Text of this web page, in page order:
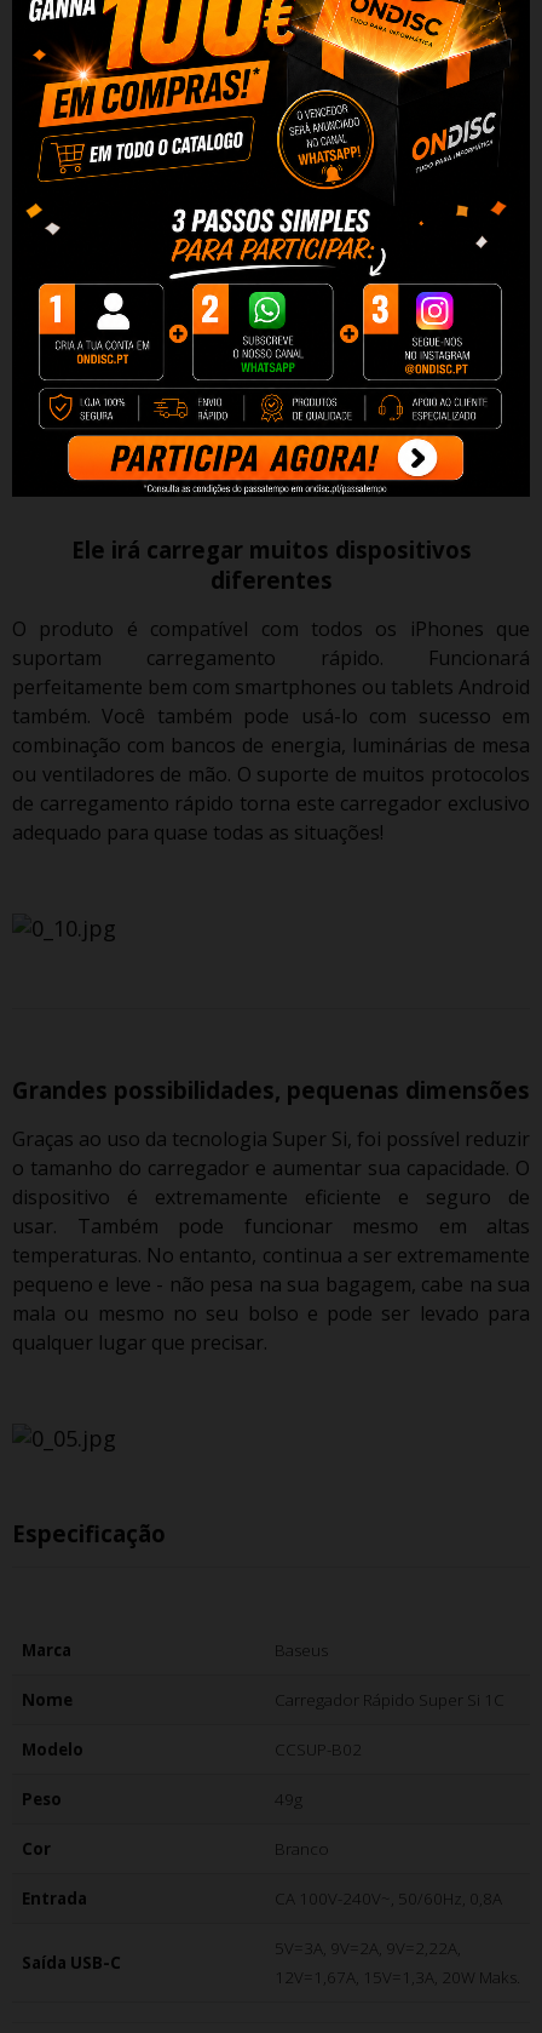
Segurança do usuário incomparável
O carregador Baseus ajusta automaticamente o valor
atual ao tipo de dispositivo que está sendo alimentado
para garantir a velocidade de carregamento ideal e
protegê-lo contra danos. O dispositivo também possui
proteção especial contra sobrecarga, curto-circuito e
superaquecimento, entre outras coisas.
A carcaça em
ABS contribui para uma distribuição mais eficiente do
calor, protegendo você de queimaduras e evitando
danos ao carregador.
Ele irá carregar muitos dispositivos
diferentes
O produto é compatível com todos os iPhones que
suportam carregamento rápido. Funcionará
perfeitamente bem com smartphones ou tablets Android
também.Você também pode usá-lo com sucesso em
combinação com bancos de energia, luminárias de mesa
ou ventiladores de mão. O suporte de muitos protocolos
de carregamento rápido torna este carregador exclusivo
adequado para quase todas as situações!
Grandes possibilidades, pequenas dimensões
Graças ao uso da tecnologia Super Si, foi possível reduzir
o tamanho do carregador e aumentar sua capacidade. O
dispositivo é extremamente eficiente e seguro de
usar. Também pode funcionar mesmo em altas
temperaturas. No entanto, continua a ser extremamente
pequeno e leve - não pesa na sua bagagem, cabe na sua
mala ou mesmo no seu bolso e pode ser levado para
qualquer lugar que precisar.
Especificação
Marca Baseus
Nome Carregador Rápido Super Si 1C
Modelo CCSUP-B02
Peso 49g
Cor Branco
Entrada CA 100V-240V~, 50/60Hz, 0,8A
Saída USB-C
5V=3A, 9V=2A, 9V=2,22A,
12V=1,67A, 15V=1,3A, 20W Maks.